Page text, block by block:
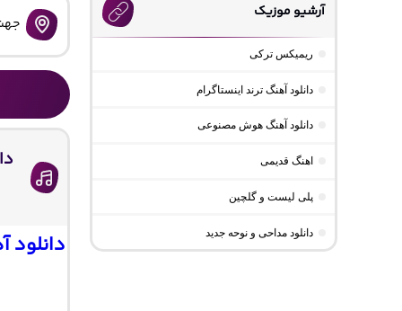
دانلود
آرشیو موزیک
ریمیکس ترکی
دانلود آهنگ ترند اینستاگرام
دانلود آهنگ هوش مصنوعی
اهنگ قدیمی
پلی لیست و گلچین
دانلود مداحی و نوحه جدید